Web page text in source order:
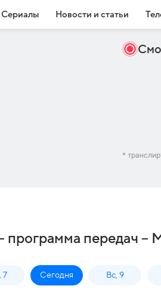
Сериалы Новости и статьи
*
программа передач –
7 Сегодня Вс, 9